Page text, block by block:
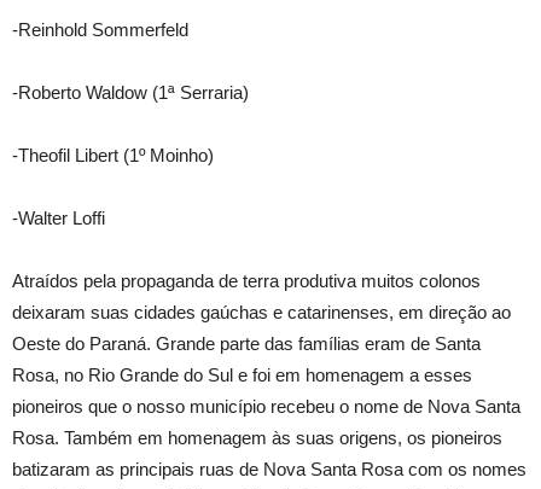
-Reinhold Sommerfeld
-Roberto Waldow (1ª Serraria)
-Theofil Libert (1º Moinho)
-Walter Loffi
Atraídos pela propaganda de terra produtiva muitos colonos
deixaram suas cidades gaúchas e catarinenses, em direção ao
Oeste do Paraná. Grande parte das famílias eram de Santa
Rosa, no Rio Grande do Sul e foi em homenagem a esses
pioneiros que o nosso município recebeu o nome de Nova Santa
Rosa. Também em homenagem às suas origens, os pioneiros
batizaram as principais ruas de Nova Santa Rosa com os nomes